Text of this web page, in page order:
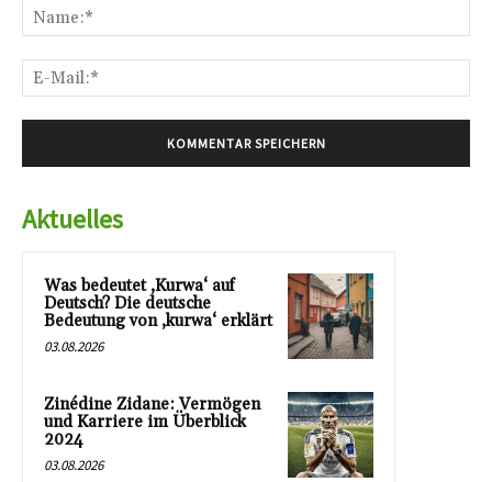
Aktuelles
Was bedeutet ‚Kurwa‘ auf
Deutsch? Die deutsche
Bedeutung von ‚kurwa‘ erklärt
03.08.2026
Zinédine Zidane: Vermögen
und Karriere im Überblick
2024
03.08.2026